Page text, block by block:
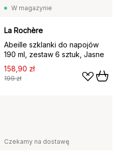
W magazynie
La Rochère
Abeille szklanki do napojów
190 ml, zestaw 6 sztuk, Jasne
158,90 zł
199 zł
Czekamy na dostawę